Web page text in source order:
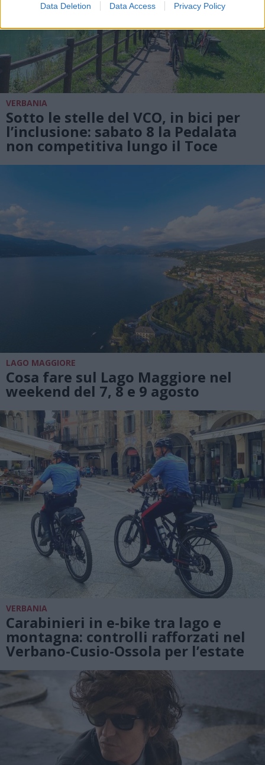
Data Deletion Data Access Privacy Policy
VERBANIA
Sotto le stelle del VCO, in bici per
l’inclusione: sabato 8 la Pedalata
non competitiva lungo il Toce
LAGO MAGGIORE
Cosa fare sul Lago Maggiore nel
weekend del 7, 8 e 9 agosto
VERBANIA
Carabinieri in e-bike tra lago e
montagna: controlli rafforzati nel
Verbano-Cusio-Ossola per l’estate